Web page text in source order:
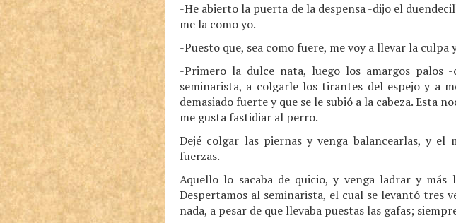
-He abierto la puerta de la despensa -dijo el
me la como yo.
-Puesto que, sea como fuere, me voy a llevar la
-Primero la dulce nata, luego los amargos palos
seminarista, a colgarle los tirantes del espejo y a
demasiado fuerte y que se le subió a la cabeza. Esta
me gusta fastidiar al perro.
Dejé colgar las piernas y venga balancearlas, y
fuerzas.
Aquello lo sacaba de quicio, y venga ladrar y
Despertamos al seminarista, el cual se levantó tres
nada, a pesar de que llevaba puestas las gafas;